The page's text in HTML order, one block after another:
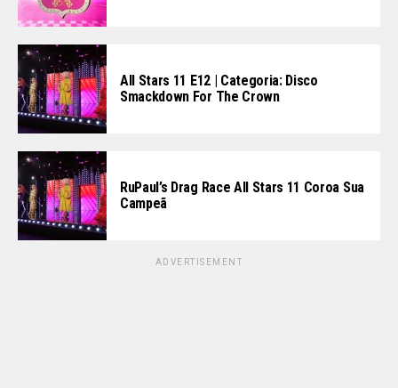
All Stars 11 E12 | Categoria: Disco
Smackdown For The Crown
RuPaul’s Drag Race All Stars 11 Coroa Sua
Campeã
ADVERTISEMENT